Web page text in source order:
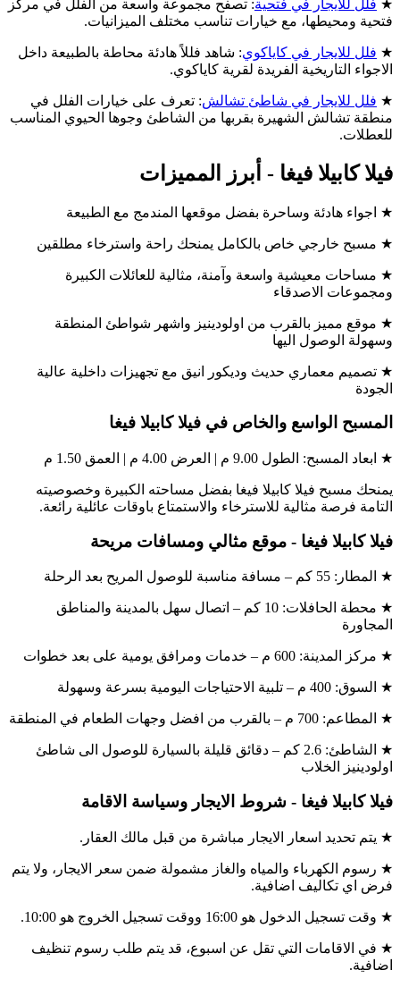
★ فلل للايجار في فتحية: تصفح مجموعة واسعة من الفلل في مركز
فتحية ومحيطها، مع خيارات تناسب مختلف الميزانيات.
★ فلل للايجار في كاياكوي: شاهد فللاً هادئة محاطة بالطبيعة داخل
الاجواء التاريخية الفريدة لقرية كاياكوي.
★ فلل للايجار في شاطئ تشالش: تعرف على خيارات الفلل في
منطقة تشالش الشهيرة بقربها من الشاطئ وجوها الحيوي المناسب
للعطلات.
فيلا كابيلا فيغا - أبرز المميزات
★ اجواء هادئة وساحرة بفضل موقعها المندمج مع الطبيعة
★ مسبح خارجي خاص بالكامل يمنحك راحة واسترخاء مطلقين
★ مساحات معيشية واسعة وآمنة، مثالية للعائلات الكبيرة
ومجموعات الاصدقاء
★ موقع مميز بالقرب من اولودينيز واشهر شواطئ المنطقة
وسهولة الوصول اليها
★ تصميم معماري حديث وديكور انيق مع تجهيزات داخلية عالية
الجودة
المسبح الواسع والخاص في فيلا كابيلا فيغا
★ ابعاد المسبح: الطول 9.00 م | العرض 4.00 م | العمق 1.50 م
يمنحك مسبح فيلا كابيلا فيغا بفضل مساحته الكبيرة وخصوصيته
التامة فرصة مثالية للاسترخاء والاستمتاع باوقات عائلية رائعة.
فيلا كابيلا فيغا - موقع مثالي ومسافات مريحة
★ المطار: 55 كم – مسافة مناسبة للوصول المريح بعد الرحلة
★ محطة الحافلات: 10 كم – اتصال سهل بالمدينة والمناطق
المجاورة
★ مركز المدينة: 600 م – خدمات ومرافق يومية على بعد خطوات
★ السوق: 400 م – تلبية الاحتياجات اليومية بسرعة وسهولة
★ المطاعم: 700 م – بالقرب من افضل وجهات الطعام في المنطقة
★ الشاطئ: 2.6 كم – دقائق قليلة بالسيارة للوصول الى شاطئ
اولودينيز الخلاب
فيلا كابيلا فيغا - شروط الايجار وسياسة الاقامة
★ يتم تحديد اسعار الايجار مباشرة من قبل مالك العقار.
★ رسوم الكهرباء والمياه والغاز مشمولة ضمن سعر الايجار، ولا يتم
فرض اي تكاليف اضافية.
★ وقت تسجيل الدخول هو 16:00 ووقت تسجيل الخروج هو 10:00.
★ في الاقامات التي تقل عن اسبوع، قد يتم طلب رسوم تنظيف
اضافية.